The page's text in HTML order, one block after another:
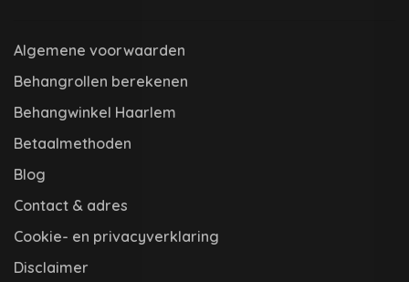
Algemene voorwaarden
Behangrollen berekenen
Behangwinkel Haarlem
Betaalmethoden
Blog
Contact & adres
Cookie- en privacyverklaring
Disclaimer